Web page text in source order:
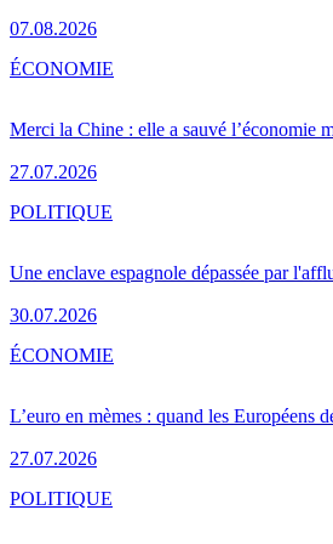
07.08.2026
Merci la Chine : elle a sauvé l’économie
27.07.2026
ÉCONOMIE
Une enclave espagnole dépassée par
30.07.2026
POLITIQUE
L’euro en mèmes : quand les Européens
27.07.2026
ÉCONOMIE
POLITIQUE